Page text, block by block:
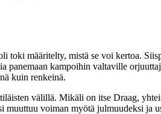
toki määritelty, mistä se voi kertoa.
panemaan kampoihin valtaville
kuin renkeinä.
välillä. Mikäli on itse Draag,
voiman myötä julmuudeksi ja